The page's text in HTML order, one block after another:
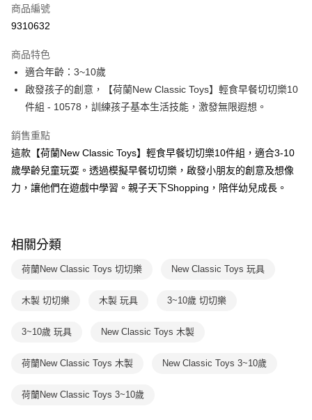
LINE Pay
大哥付你分期
相關說明
【大哥付你分期使用說明】
1.本服務由台灣大哥大提供，台灣大哥大用戶可立即使用無須另外申請。
流程，驗證手機門號後，選擇欲分期的期數、繳款截止日，確認付款後即完
成交易。
3.實際核准額度、可分期數及費用金額請依後續交易確認頁面所載為準。
4.訂單成立30分鐘內，如未前往確認交易或遇審核未通過，訂單將自動取
消。如遇「轉專審核」未通過狀況，表示未達大哥付你分期系統評分，恕無
醒簡訊。
2.透過簡訊連結打開帳單後，可選擇「超商條碼／台灣大直營門市／銀行轉
帳／街口支付／iPASS MONEY」等通路繳費。
1.本服務係由「台灣大哥大股份有限公司」（以下簡稱本公司）所提供，讓
買賣價金債權讓與本公司後，依約使用本公司帳單繳交帳款。
2.基於同意付款使用「大哥付你分期」之契約關係目的，商店將以您的個人
由本公司與您本人進行分期帳單所需資料之確認、核對及更正。
AFTEE先享後付
相關說明
AFTEE先享後付是「在收到商品之後才付款」的支付方式。 讓您購物簡單
便利好安心！
１．簡單：不需註冊會員、不需綁卡、不需儲值。
２．便利：只要手機號碼，簡訊認證，即可結帳。
１．於結帳方式選擇「AFTEE先享後付」後，將跳轉至「AFTEE先享後付」
２．訂單成立數日內，您將收到繳費通知簡訊。
ATM／網路銀行／等多元方式進行付款，方視為交易完成。
※ 請注意：結帳手續完成當下不需立刻繳費，但若您需要取消訂單，請聯絡
後付繳納相關費用。
是否繳費成功／繳費後需取消欲退款等相關疑問，請聯繫「AFTEE先享後付
客戶支援中心」
https://netprotections.freshdesk.com/support/home
【注意事項】
ATM付款
運送方式
每筆NT$200
商品編號
9310632
商品特色
適合年齡：3~10歲
啟發孩子的創意，【荷蘭New Classic Toys】輕食早餐切切樂10
件組 - 10578，訓練孩子基本生活技能，激發無限遐想。
銷售重點
這款【荷蘭New Classic Toys】輕食早餐切切樂10件組，適合3-10
歲學齡兒童玩耍。透過模擬早餐切切樂，啟發小朋友的創意及想像
力，讓他們在遊戲中學習。親子天下Shopping，陪伴幼兒成長。
相關分類
荷蘭New Classic Toys 切切樂 New Classic Toys 玩具
木製 切切樂 木製 玩具 3~10歲 切切樂
3~10歲 玩具 New Classic Toys 木製
荷蘭New Classic Toys 木製 New Classic Toys 3~10歲
荷蘭New Classic Toys 3~10歲